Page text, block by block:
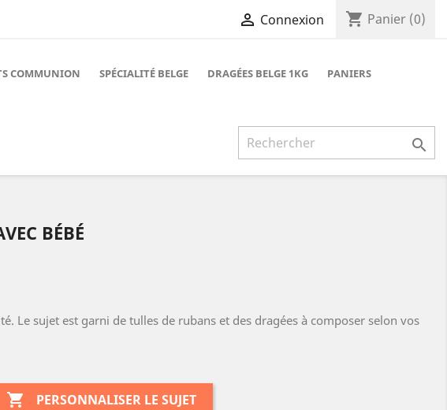
 Connexion shopping_cart Panier (0)
COMMUNION SPÉCIALITÉ BELGE DRAGÉES BELGE 1KG
PANIERS

BÉBÉ
Le sujet est garni de tulles de rubans et des dragées à composer selon vos
 PERSONNALISER LE SUJET